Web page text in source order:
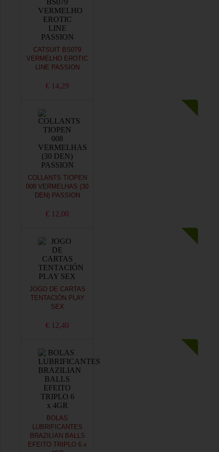
CATSUIT BS079
VERMELHO EROTIC
LINE PASSION
€ 14,29
COLLANTS TIOPEN
008 VERMELHAS (30
DEN) PASSION
€ 12,00
JOGO DE CARTAS
TENTACIÓN PLAY
SEX
€ 12,40
BOLAS
LUBRIFICANTES
BRAZILIAN BALLS
EFEITO TRIPLO 6 x